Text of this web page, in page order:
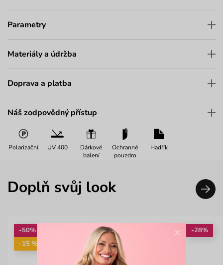
Parametry
Materiály a údržba
Doprava a platba
Náš zodpovědný přístup
Polarizační UV 400
Dárkové
balení
Ochranné
pouzdro
Hadřík
Doplň svůj look
-50%
-15 %: KAB15
-28%
×